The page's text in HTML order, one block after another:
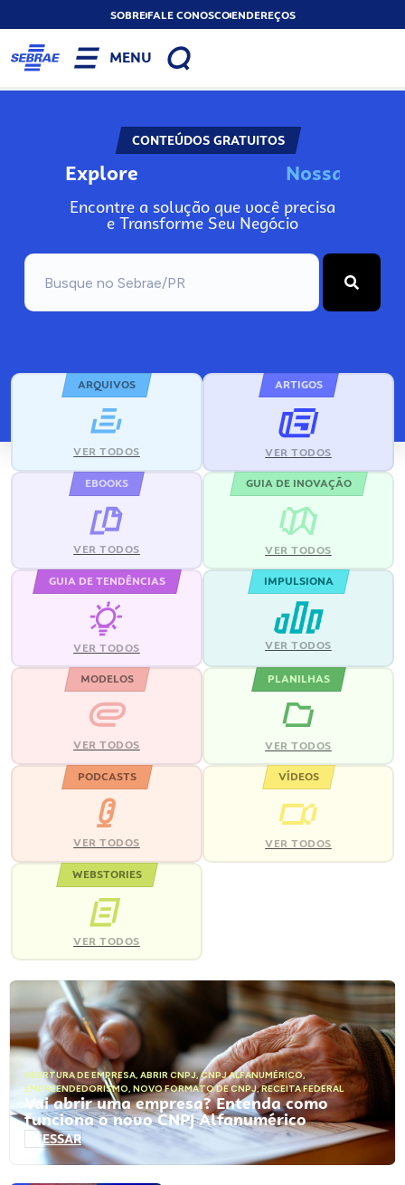
SOBREFALE CONOSCOENDEREÇOS
MENU
CONTEÚDOS GRATUITOS
Explore Nossa
Encontre a solução que você precisa
e Transforme Seu Negócio
ARQUIVOS
VER TODOS
ARTIGOS
VER TODOS
EBOOKS
VER TODOS
GUIA DE INOVAÇÃO
VER TODOS
GUIA DE TENDÊNCIAS
VER TODOS
IMPULSIONA
VER TODOS
MODELOS
VER TODOS
PLANILHAS
VER TODOS
PODCASTS
VER TODOS
VÍDEOS
VER TODOS
WEBSTORIES
VER TODOS
ABERTURA DE EMPRESA, ABRIR CNPJ,CNPJ ALFANUMÉRICO,
EMPREENDEDORISMO, NOVO FORMATO DE CNPJ,RECEITA FEDERAL
Vai abrir uma empresa? Entenda como
funciona o novo CNPJ Alfanumérico
ACESSAR